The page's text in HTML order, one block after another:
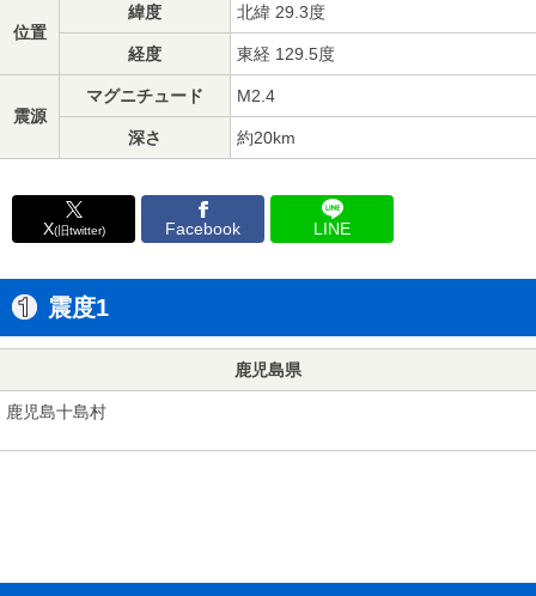
位置
緯度 北緯 29.3度
経度 東経 129.5度
震源
マグニチュード M2.4
深さ 約20km
X(旧twitter) Facebook LINE
震度1
鹿児島県
鹿児島十島村